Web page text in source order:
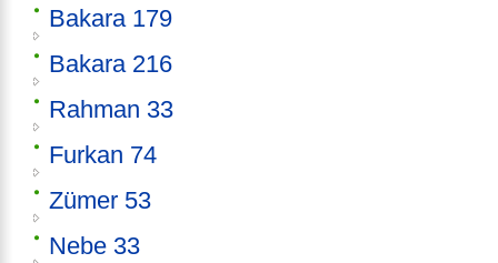
Bakara 179
Bakara 216
Rahman 33
Furkan 74
Zümer 53
Nebe 33